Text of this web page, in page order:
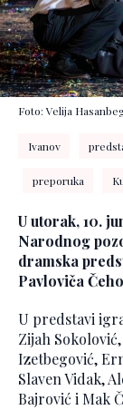
Foto: Velija
Ivanov
preporuka
U utorak, 10.
Narodnog
dramska
Pavloviča
U predstavi
Zijah
Izetbegović,
Slaven Vidak,
Bajrović i Mak